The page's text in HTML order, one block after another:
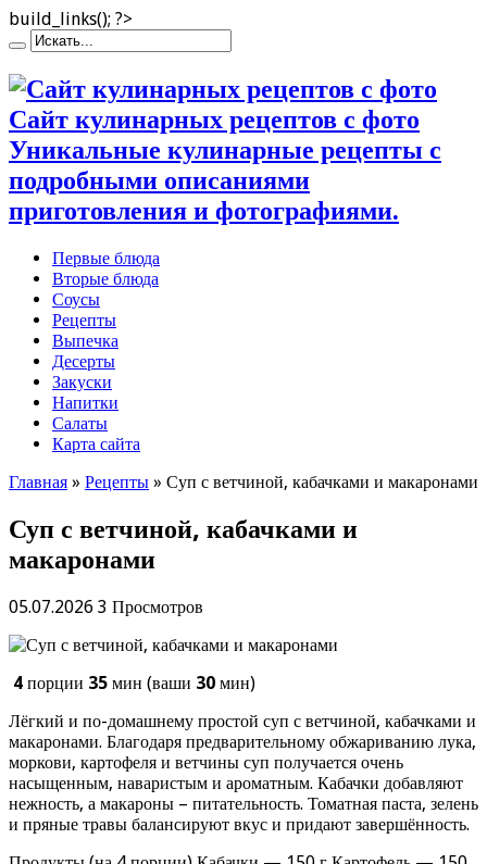
build_links(); ?>
Сайт кулинарных рецептов с фото
Уникальные кулинарные рецепты с
подробными описаниями
приготовления и фотографиями.
Первые блюда
Вторые блюда
Соусы
Рецепты
Выпечка
Десерты
Закуски
Напитки
Салаты
Карта сайта
Главная » Рецепты » Суп с ветчиной, кабачками и макаронами
Суп с ветчиной, кабачками и
макаронами
05.07.2026 3 Просмотров
4 порции 35 мин (ваши 30 мин)
Лёгкий и по-домашнему простой суп с ветчиной, кабачками и
макаронами. Благодаря предварительному обжариванию лука,
моркови, картофеля и ветчины суп получается очень
насыщенным, наваристым и ароматным. Кабачки добавляют
нежность, а макароны – питательность. Томатная паста, зелень
и пряные травы балансируют вкус и придают завершённость.